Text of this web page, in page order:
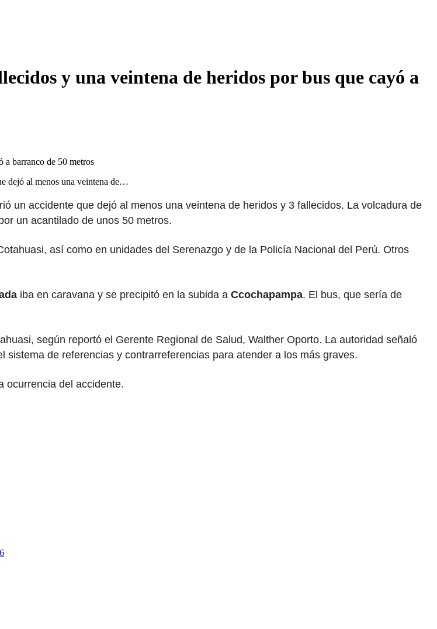
y una veintena de heridos por bus que cayó a
dejó al menos una veintena de…
un accidente que dejó al menos una veintena de heridos y 3 fallecidos. La volcadura de
un acantilado de unos 50 metros.
así como en unidades del Serenazgo y de la Policía Nacional del Perú. Otros
iba en caravana y se precipitó en la subida a Ccochapampa. El bus, que sería de
según reportó el Gerente Regional de Salud, Walther Oporto. La autoridad señaló
de referencias y contrarreferencias para atender a los más graves.
ocurrencia del accidente.